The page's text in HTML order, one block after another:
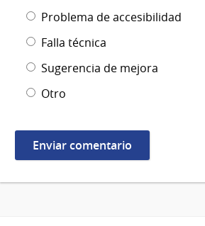
Problema de accesibilidad
Falla técnica
Sugerencia de mejora
Otro